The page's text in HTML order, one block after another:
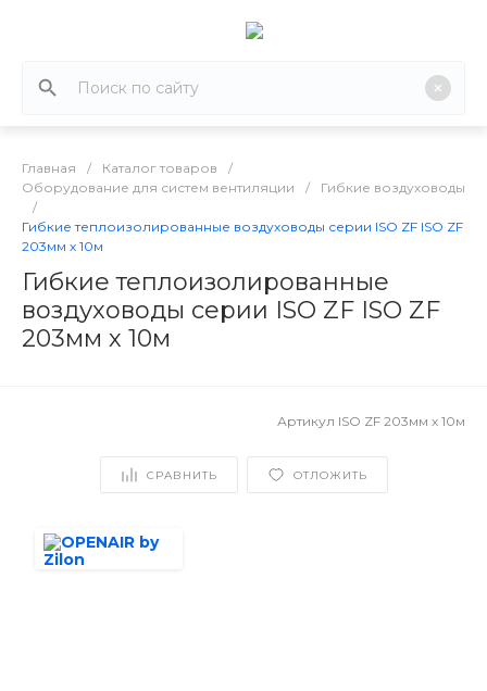
Главная / Каталог товаров
/
Оборудование для систем вентиляции
/
Гибкие воздуховоды
/
Гибкие теплоизолированные воздуховоды серии ISO ZF ISO ZF
203мм х 10м
Гибкие теплоизолированные
воздуховоды серии ISO ZF ISO ZF
203мм х 10м
Артикул ISO ZF 203мм х 10м
СРАВНИТЬ ОТЛОЖИТЬ